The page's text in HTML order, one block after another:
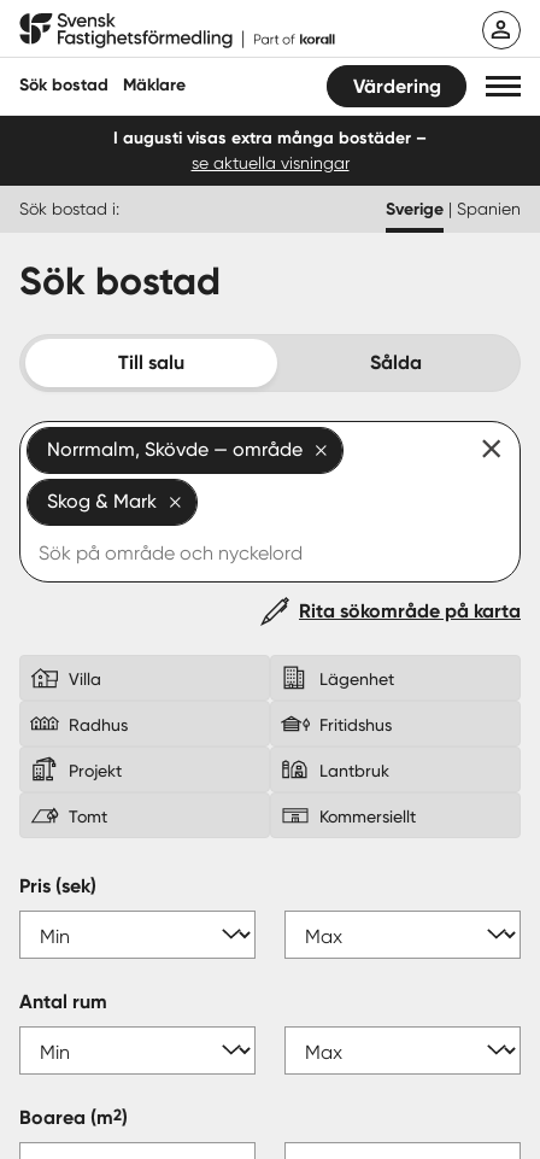
Hoppa
Svensk Fastighetsförmedling
Sök bostad Mäklare Värdering
Sälja
Köpa
Start
Logga in
I augusti visas extra många bostäder –
se aktuella visningar
Sök bostad i: Sverige | Spanien
Sök bostad
Till salu Sålda
Norrmalm, Skövde — område
Skog & Mark
Rita sökområde på karta
Villa Lägenhet
Radhus Fritidshus
Projekt Lantbruk
Tomt Kommersiellt
Pris (sek)
Antal rum
Boarea (m2)